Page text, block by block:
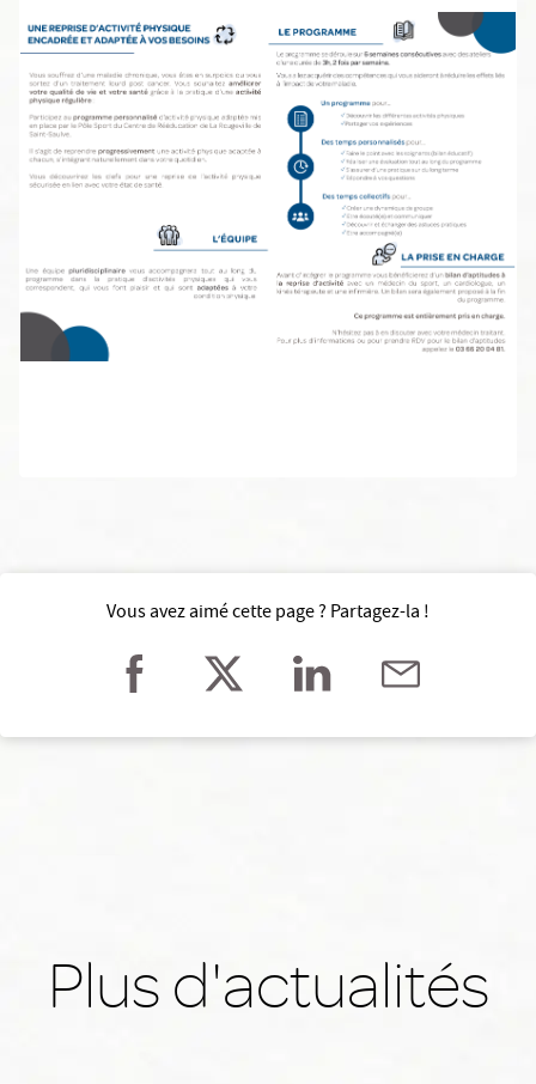
Vous avez aimé cette page ? Partagez-la !
Plus d'actualités